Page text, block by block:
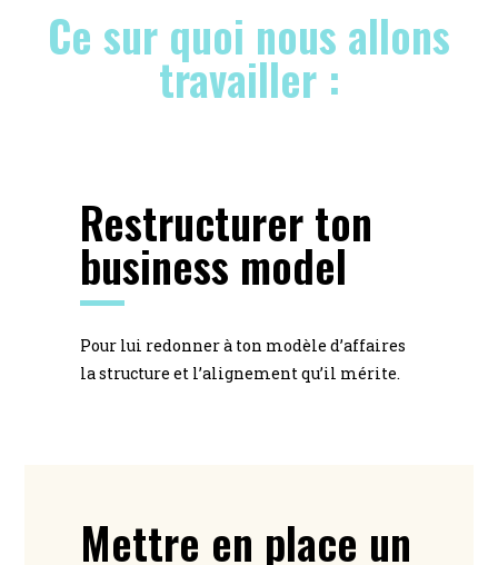
Ce sur quoi nous allons
travailler :
Restructurer ton
business model
Pour lui redonner à ton modèle d’affaires
la structure et l’alignement qu’il mérite.
Mettre en place un